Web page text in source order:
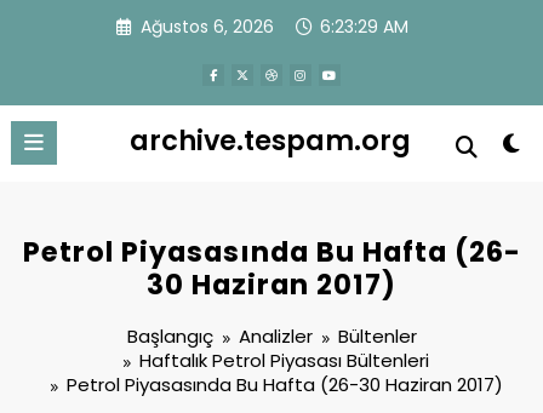
Ağustos 6, 2026 6:23:30 AM
archive.tespam.org
Petrol Piyasasında Bu Hafta (26-
30 Haziran 2017)
Başlangıç Analizler
Bültenler
Haftalık Petrol Piyasası Bültenleri
Petrol Piyasasında Bu Hafta (26-30 Haziran 2017)